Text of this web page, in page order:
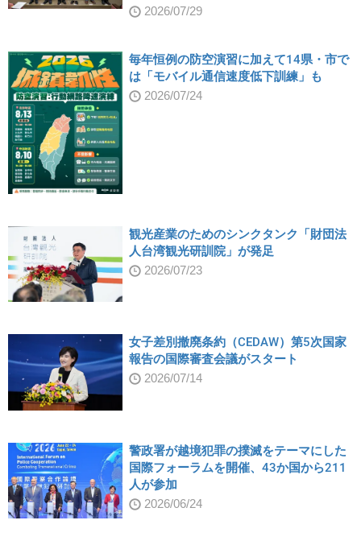
2026/07/29
毎年恒例の防空演習に加えて14県・市で
は「モバイル通信速度低下訓練」も
2026/07/24
観光産業のためのシンクタンク「財団法
人台湾観光研訓院」が発足
2026/07/23
女子差別撤廃条約（CEDAW）第5次国家
報告の国際審査会議がスタート
2026/07/14
警政署が越境犯罪の撲滅をテーマにした
国際フォーラムを開催、43か国から211
人が参加
2026/06/24